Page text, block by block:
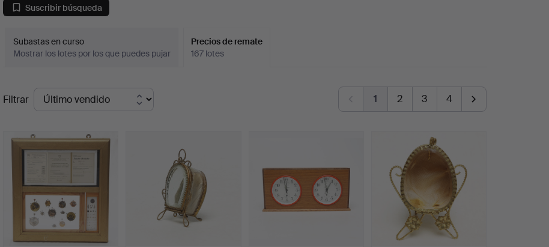
Suscribir búsqueda
Subastas en curso
Mostrar los lotes por los que puedes pujar
Precios de remate
167 lotes
Precios
de
remate
Filtrar 1 2 3 4